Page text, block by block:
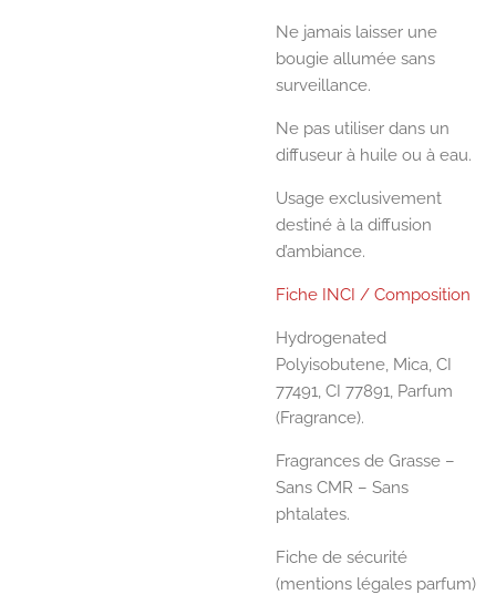
Ne jamais laisser une
bougie allumée sans
surveillance.
Ne pas utiliser dans un
diffuseur à huile ou à eau.
Usage exclusivement
destiné à la diffusion
d’ambiance.
Fiche INCI / Composition
Hydrogenated
Polyisobutene, Mica, CI
77491, CI 77891, Parfum
(Fragrance).
Fragrances de Grasse –
Sans CMR – Sans
phtalates.
Fiche de sécurité
(mentions légales parfum)